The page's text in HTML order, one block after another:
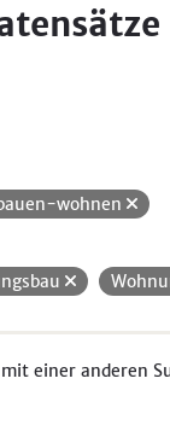
wohnen
einer anderen